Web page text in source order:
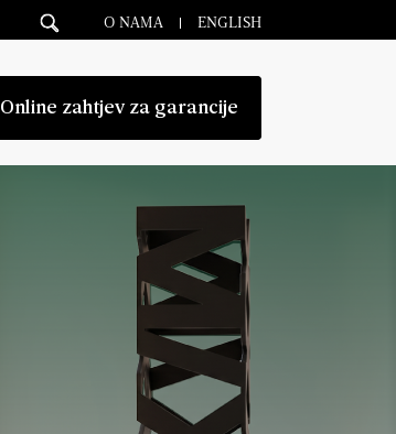
O NAMA ENGLISH
Online zahtjev za garancije